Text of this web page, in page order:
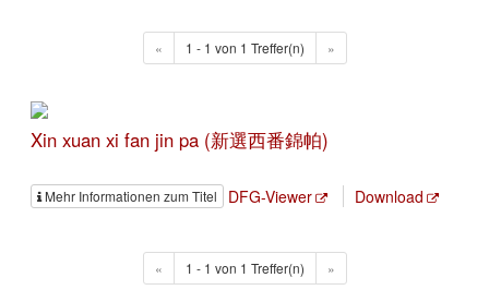
« 1 - 1 von 1 Treffer(n) »
Xin xuan xi fan jin pa (新選西番錦帕)
Mehr Informationen zum Titel DFG-Viewer Download
« 1 - 1 von 1 Treffer(n) »